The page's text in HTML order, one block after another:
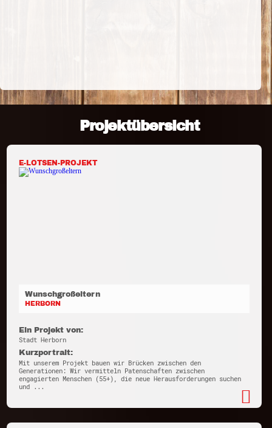
Projektübersicht
E-LOTSEN-PROJEKT
Wunschgroßeltern
HERBORN
Ein Projekt von:
Stadt Herborn
Kurzportrait:
Mit unserem Projekt bauen wir Brücken zwischen den
Generationen: Wir vermitteln Patenschaften zwischen
engagierten Menschen (55+), die neue Herausforderungen suchen
und ...